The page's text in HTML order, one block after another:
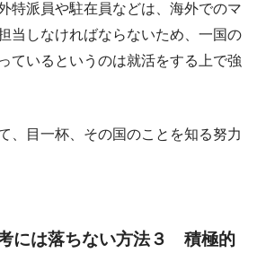
特派員や駐在員などは、海外でのマ
当しなければならないため、一国の
ているというのは就活をする上で強
、目一杯、その国のことを知る努力
には落ちない方法３ 積極的